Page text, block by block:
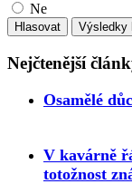
Ne
Nejčtenější
Osamělé
V kavárně
totožnost